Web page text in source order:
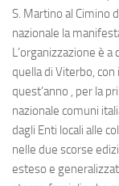
S. Martino al Cimino
nazionale la
L’organizzazione è
quella di Viterbo,
quest’anno , per la
nazionale comuni
dagli Enti locali alle
nelle due scorse
esteso e